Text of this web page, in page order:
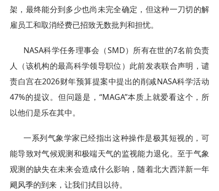
架，最终能分到多少也尚未完全确定，但这种一刀切的解
雇员工和取消经费已招致无数批判和担忧。
NASA科学任务理事会（SMD）所有在世的7名前负责
人（该机构的最高科学领导职位）此前发表联合声明，谴
责白宫在2026财年预算提案中提出的削减NASA科学活动
47%的提议。但问题是，“MAGA”本质上就爱看这个，所
以他们是乐在其中。
一系列气象学家已经指出这种操作是极其短视的，可
能导致对气候观测和极端天气的监视能力退化。至于气象
观测的缺失在未来会造成什么影响，随着北大西洋新一年
飓风季的到来，让我们拭目以待。